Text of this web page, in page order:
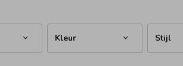
Kleur Stijl